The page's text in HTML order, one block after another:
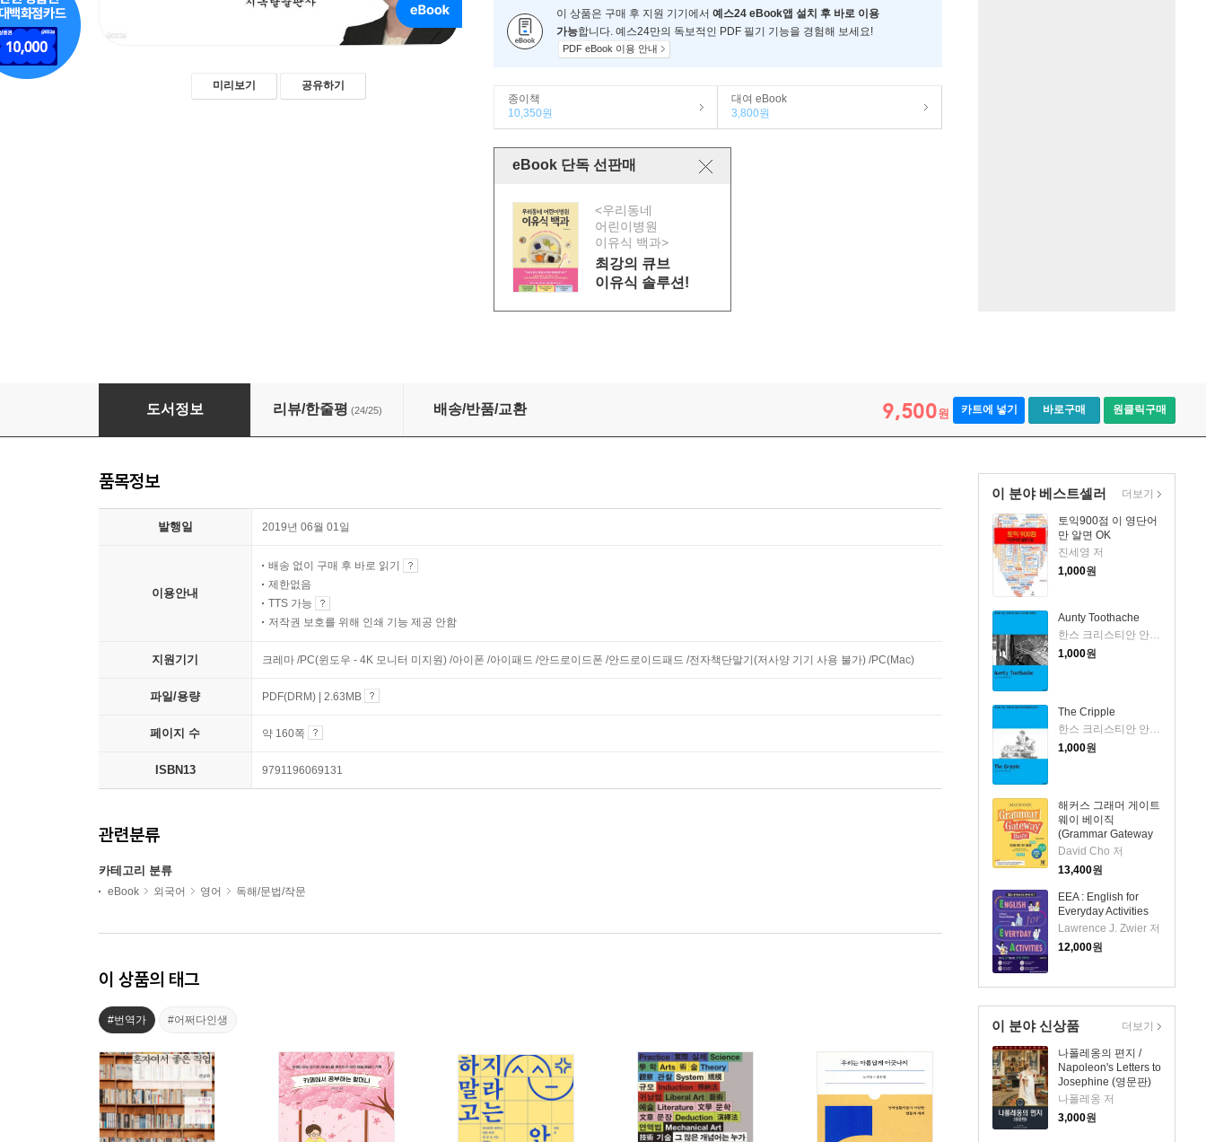
미리보기 공유하기
이 상품은 구매 후 지원 기기에서 예스24 eBook앱 설치 후 바로 이용
가능합니다. 예스24만의 독보적인 PDF 필기 기능을 경험해 보세요!
PDF eBook 이용 안내
종이책
10,350원
대여 eBook
3,800원
eBook 단독 선판매
<우리동네
어린이병원
이유식 백과>
최강의 큐브
이유식 솔루션!
어쩌다보니 번역가
도서정보 리뷰/한줄평 (24/25) 배송/반품/교환 9,500원 카트에 넣기 바로구매 원클릭구매
이 분야 베스트셀러
토익900점 이 영단어
만 알면 OK
진세영 저
1,000원
Aunty Toothache
한스 크리스티안 안데르센 저
1,000원
The Cripple
1,000원
해커스 그래머 게이트
웨이 베이직
(Grammar Gateway
Basic)
David Cho 저
13,400원
EEA : English for
Everyday Activities
Lawrence J. Zwier 저
12,000원
더보기
이 분야 신상품
나폴레옹의 편지 /
Napoleon's Letters to
Josephine (영문판)
나폴레옹 저
3,000원
더보기
품목정보
발행일 2019년 06월 01일
이용안내
배송 없이 구매 후 바로 읽기
제한없음
TTS 가능
저작권 보호를 위해 인쇄 기능 제공 안함
지원기기 크레마 /PC(윈도우 - 4K 모니터 미지원) /아이폰 /아이패드 /안드로이드폰 /안드로이드패드 /전자책단말기(저사양 기기 사용 불가) /PC(Mac)
파일/용량 PDF(DRM) | 2.63MB
페이지 수 약 160쪽
ISBN13 9791196069131
관련분류
카테고리 분류
eBook 외국어 영어 독해/문법/작문
이 상품의 태그
#번역가 #어쩌다인생